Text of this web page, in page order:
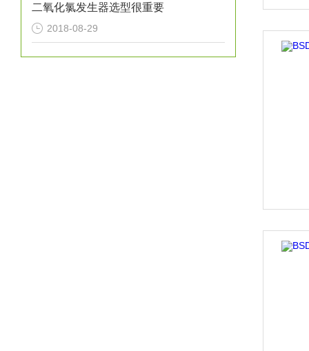
二氧化氯发生器选型很重要
2018-08-29